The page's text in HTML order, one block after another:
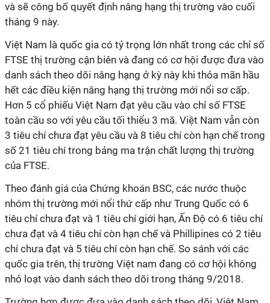
và sẽ công bố quyết định nâng hạng thị trường vào cuối
tháng 9 này.
Việt Nam là quốc gia có tỷ trọng lớn nhất trong các chỉ số
FTSE thị trường cận biên và đang có cơ hội được đưa vào
danh sách theo dõi nâng hạng ở kỳ này khi thỏa mãn hầu
hết các điều kiện nâng hạng thị trường mới nổi sơ cấp.
Hơn 5 cổ phiếu Việt Nam đạt yêu cầu vào chỉ số FTSE
toàn cầu so với yêu cầu tối thiểu 3 mã. Việt Nam vẫn còn
3 tiêu chí chưa đạt yêu cầu và 8 tiêu chí còn hạn chế trong
số 21 tiêu chí trong bảng ma trận chất lượng thị trường
của FTSE.
Theo đánh giá của Chứng khoán BSC, các nước thuộc
nhóm thị trường mới nổi thứ cấp như Trung Quốc có 6
tiêu chí chưa đạt và 1 tiêu chí giới hạn, Ấn Độ có 6 tiêu chí
chưa đạt và 4 tiêu chí còn hạn chế và Phillipines có 2 tiêu
chí chưa đạt và 5 tiêu chí còn hạn chế. So sánh với các
quốc gia trên, thị trường Việt nam đang có cơ hội không
nhỏ loạt vào danh sách theo dõi trong tháng 9/2018.